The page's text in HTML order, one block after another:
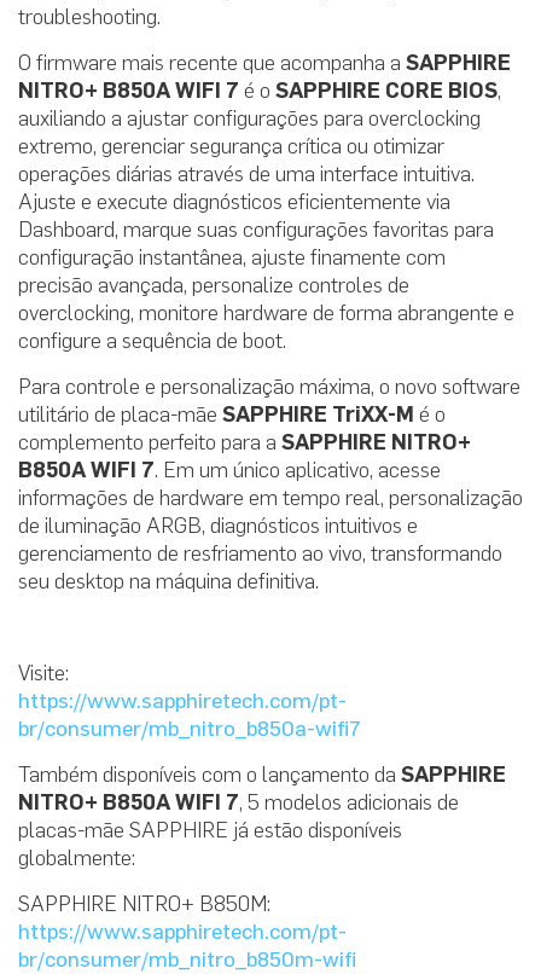
troubleshooting.
O firmware mais recente que acompanha a SAPPHIRE
NITRO+ B850A WIFI 7 é o SAPPHIRE CORE BIOS,
auxiliando a ajustar configurações para overclocking
extremo, gerenciar segurança crítica ou otimizar
operações diárias através de uma interface intuitiva.
Ajuste e execute diagnósticos eficientemente via
Dashboard, marque suas configurações favoritas para
configuração instantânea, ajuste finamente com
precisão avançada, personalize controles de
overclocking, monitore hardware de forma abrangente e
configure a sequência de boot.
Para controle e personalização máxima, o novo software
utilitário de placa-mãe SAPPHIRE TriXX-M é o
complemento perfeito para a SAPPHIRE NITRO+
B850A WIFI 7. Em um único aplicativo, acesse
informações de hardware em tempo real, personalização
de iluminação ARGB, diagnósticos intuitivos e
gerenciamento de resfriamento ao vivo, transformando
seu desktop na máquina definitiva.
Visite:
https://www.sapphiretech.com/pt-
br/consumer/mb_nitro_b850a-wifi7
Também disponíveis com o lançamento da SAPPHIRE
NITRO+ B850A WIFI 7, 5 modelos adicionais de
placas-mãe SAPPHIRE já estão disponíveis
globalmente:
SAPPHIRE NITRO+ B850M:
https://www.sapphiretech.com/pt-
br/consumer/mb_nitro_b850m-wifi